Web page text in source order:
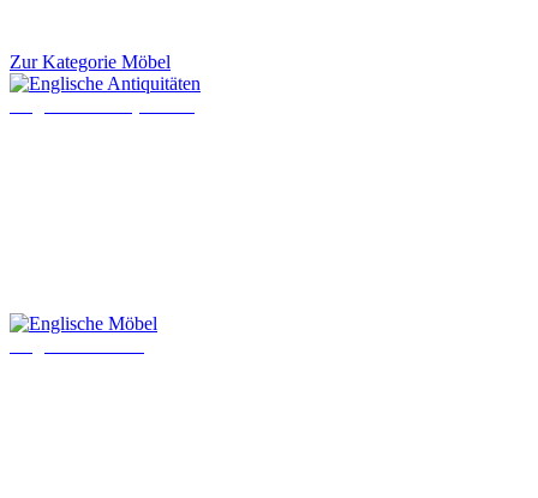
Zur Kategorie Möbel